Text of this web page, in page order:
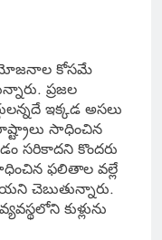
కోసమే
ప్రజల
ఇక్కడ అసలు
సాధించిన
సరికాదని కొందరు
ఫలితాల వల్లే
చెబుతున్నారు.
కుళ్లును